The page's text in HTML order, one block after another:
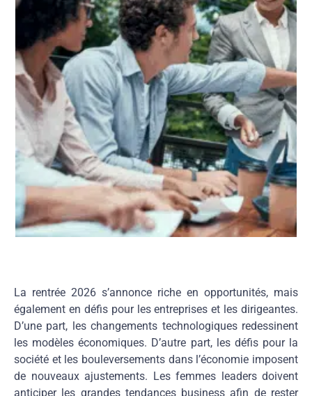
La rentrée 2026 s’annonce riche en opportunités, mais
également en défis pour les entreprises et les dirigeantes.
D’une part, les changements technologiques redessinent
les modèles économiques. D’autre part, les défis pour la
société et les bouleversements dans l’économie imposent
de nouveaux ajustements. Les femmes leaders doivent
anticiper les grandes tendances business afin de rester